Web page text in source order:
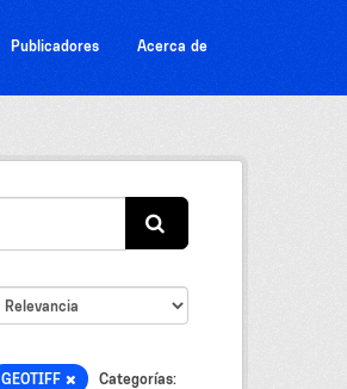
Publicadores Acerca de
GEOTIFF Categorías: